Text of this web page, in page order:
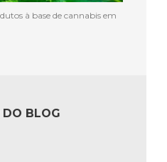
à base de cannabis em
DO BLOG